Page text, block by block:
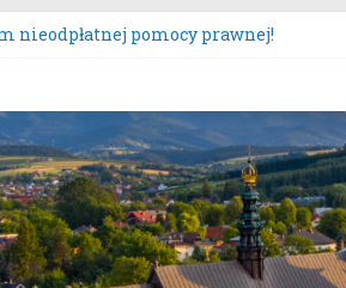
konsultacji społecznych
społeczne dotyczące zmiany
oferta realizacji zadania
„Moc Bukietów Matki Boskiej